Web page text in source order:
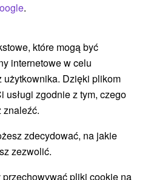
.
które mogą być
internetowe w celu
użytkownika. Dzięki plikom
usługi zgodnie z tym, czego
znaleźć.
zdecydować, na jakie
zezwolić.
pliki cookie na